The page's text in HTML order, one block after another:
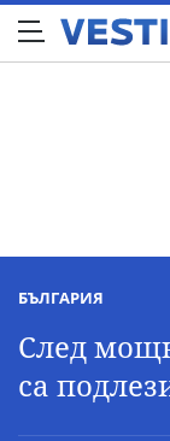
БЪЛГАРИЯ
След
са